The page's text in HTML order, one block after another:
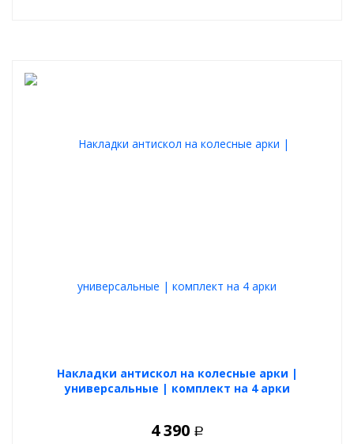
Накладки антискол на колесные арки |
универсальные | комплект на 4 арки
4 390 Р